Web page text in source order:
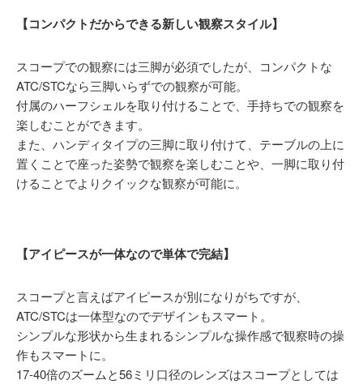
【コンパクトだからできる新しい観察スタイル】
スコープでの観察には三脚が必須でしたが、コンパクトな
ATC/STCなら三脚いらずでの観察が可能。
付属のハーフシェルを取り付けることで、手持ちでの観察を
楽しむことができます。
また、ハンディタイプの三脚に取り付けて、テーブルの上に
置くことで座った姿勢で観察を楽しむことや、一脚に取り付
けることでよりクイックな観察が可能に。
【アイピースが一体なので単体で完結】
スコープと言えばアイピースが別になりがちですが、
ATC/STCは一体型なのでデザインもスマート。
シンプルな形状から生まれるシンプルな操作感で観察時の操
作もスマートに。
17-40倍のズームと56ミリ口径のレンズはスコープとしては